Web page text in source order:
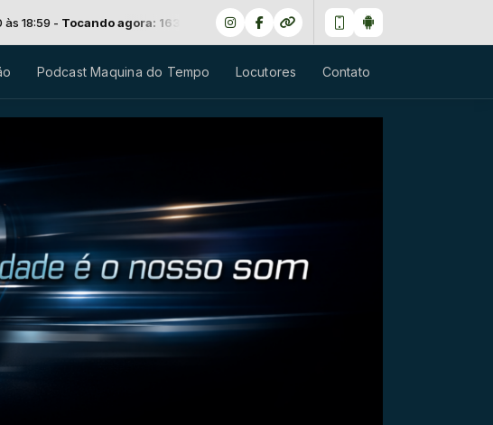
agora: 163 - LED ZEPPELIN - D' YER MAKER
Podcast Maquina do Tempo Locutores Contato